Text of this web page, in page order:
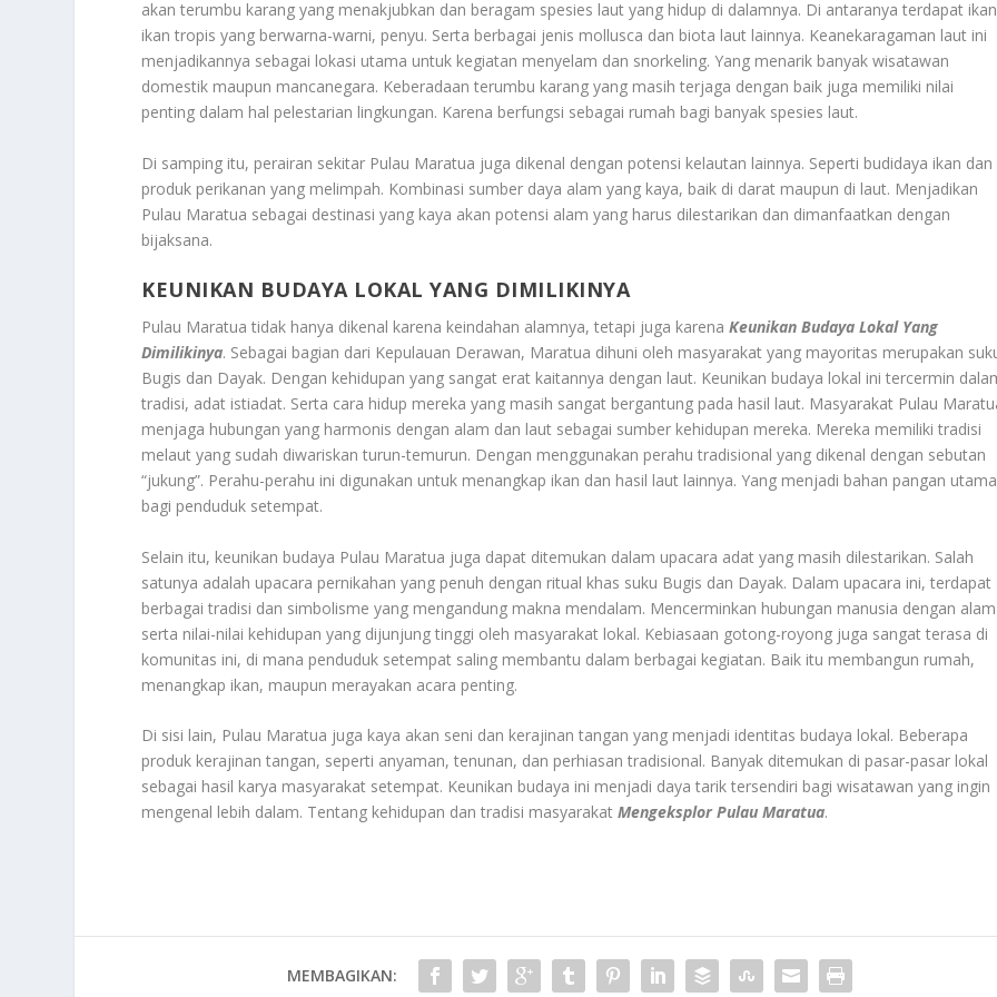
akan terumbu karang yang menakjubkan dan beragam spesies laut yang hidup di dalamnya. Di antaranya terdapat
ikan tropis yang berwarna-warni, penyu. Serta berbagai jenis mollusca dan biota laut lainnya. Keanekaragaman laut ini
menjadikannya sebagai lokasi utama untuk kegiatan menyelam dan snorkeling. Yang menarik banyak wisatawan
domestik maupun mancanegara. Keberadaan terumbu karang yang masih terjaga dengan baik juga memiliki nilai
penting dalam hal pelestarian lingkungan. Karena berfungsi sebagai rumah bagi banyak spesies laut.
Di samping itu, perairan sekitar Pulau Maratua juga dikenal dengan potensi kelautan lainnya. Seperti budidaya ikan dan
produk perikanan yang melimpah. Kombinasi sumber daya alam yang kaya, baik di darat maupun di laut. Menjadikan
Pulau Maratua sebagai destinasi yang kaya akan potensi alam yang harus dilestarikan dan dimanfaatkan dengan
bijaksana.
KEUNIKAN BUDAYA LOKAL YANG DIMILIKINYA
Pulau Maratua tidak hanya dikenal karena keindahan alamnya, tetapi juga karenaKeunikan Budaya Lokal Yang
Dimilikinya. Sebagai bagian dari Kepulauan Derawan, Maratua dihuni oleh masyarakat yang mayoritas merupakan
Bugis dan Dayak. Dengan kehidupan yang sangat erat kaitannya dengan laut. Keunikan budaya lokal ini tercermin
tradisi, adat istiadat. Serta cara hidup mereka yang masih sangat bergantung pada hasil laut. Masyarakat Pulau
menjaga hubungan yang harmonis dengan alam dan laut sebagai sumber kehidupan mereka. Mereka memiliki tradisi
melaut yang sudah diwariskan turun-temurun. Dengan menggunakan perahu tradisional yang dikenal dengan sebutan
“jukung”. Perahu-perahu ini digunakan untuk menangkap ikan dan hasil laut lainnya. Yang menjadi bahan pangan utama
bagi penduduk setempat.
Selain itu, keunikan budaya Pulau Maratua juga dapat ditemukan dalam upacara adat yang masih dilestarikan. Salah
satunya adalah upacara pernikahan yang penuh dengan ritual khas suku Bugis dan Dayak. Dalam upacara ini, terdapat
berbagai tradisi dan simbolisme yang mengandung makna mendalam. Mencerminkan hubungan manusia dengan alam
serta nilai-nilai kehidupan yang dijunjung tinggi oleh masyarakat lokal. Kebiasaan gotong-royong juga sangat terasa di
komunitas ini, di mana penduduk setempat saling membantu dalam berbagai kegiatan. Baik itu membangun rumah,
menangkap ikan, maupun merayakan acara penting.
Di sisi lain, Pulau Maratua juga kaya akan seni dan kerajinan tangan yang menjadi identitas budaya lokal. Beberapa
produk kerajinan tangan, seperti anyaman, tenunan, dan perhiasan tradisional. Banyak ditemukan di pasar-pasar lokal
sebagai hasil karya masyarakat setempat. Keunikan budaya ini menjadi daya tarik tersendiri bagi wisatawan yang ingin
mengenal lebih dalam. Tentang kehidupan dan tradisi masyarakatMengeksplor Pulau Maratua.
MEMBAGIKAN: